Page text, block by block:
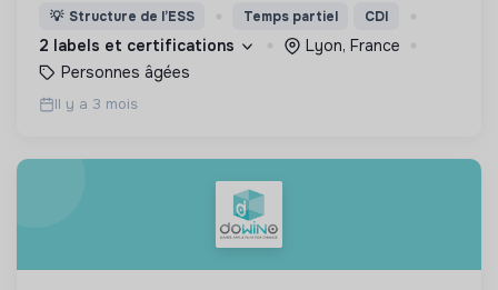
fragilisées et isolées par leur vie à domicile en
milieu rural
💡 Structure de l’ESS Temps partiel CDI
2 labels et certifications
Lyon, France
Personnes âgées
Il y a 3 mois